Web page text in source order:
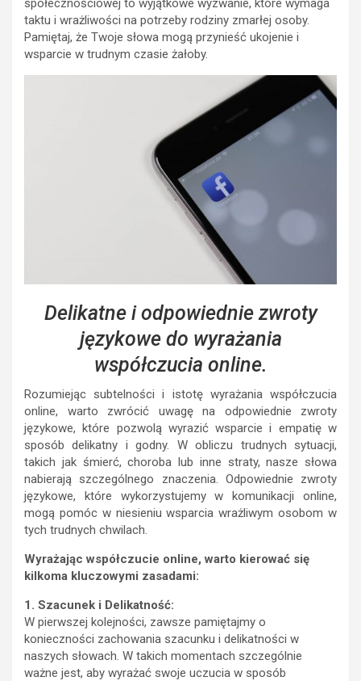
społecznościowej to wyjątkowe wyzwanie, które wymaga
taktu i wrażliwości na potrzeby rodziny zmarłej osoby.
Pamiętaj, że Twoje słowa mogą przynieść ukojenie i
wsparcie w trudnym czasie żałoby.
Delikatne i odpowiednie zwroty
językowe do wyrażania
współczucia online.
Rozumiejąc subtelności i istotę wyrażania współczucia
online, warto zwrócić uwagę na odpowiednie zwroty
językowe, które pozwolą wyrazić wsparcie i empatię w
sposób delikatny i godny. W obliczu trudnych sytuacji,
takich jak śmierć, choroba lub inne straty, nasze słowa
nabierają szczególnego znaczenia. Odpowiednie zwroty
językowe, które wykorzystujemy w komunikacji online,
mogą pomóc w niesieniu wsparcia wrażliwym osobom w
tych trudnych chwilach.
Wyrażając współczucie online, warto kierować się
kilkoma kluczowymi zasadami:
1. Szacunek i Delikatność:
W pierwszej kolejności, zawsze pamiętajmy o
konieczności zachowania szacunku i delikatności w
naszych słowach. W takich momentach szczególnie
ważne jest, aby wyrażać swoje uczucia w sposób